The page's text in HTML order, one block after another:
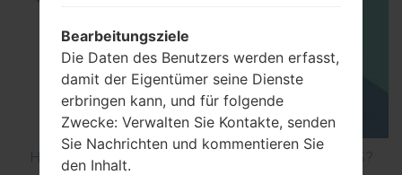
How to Hard Reset on LG Optimus Vu 2 F200S?
Bearbeitungsziele
Die Daten des Benutzers werden erfasst,
damit der Eigentümer seine Dienste
erbringen kann, und für folgende
Zwecke: Verwalten Sie Kontakte, senden
Sie Nachrichten und kommentieren Sie
den Inhalt.